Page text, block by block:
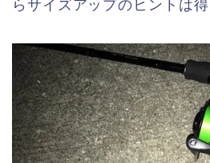
らサイズアップのヒントは得